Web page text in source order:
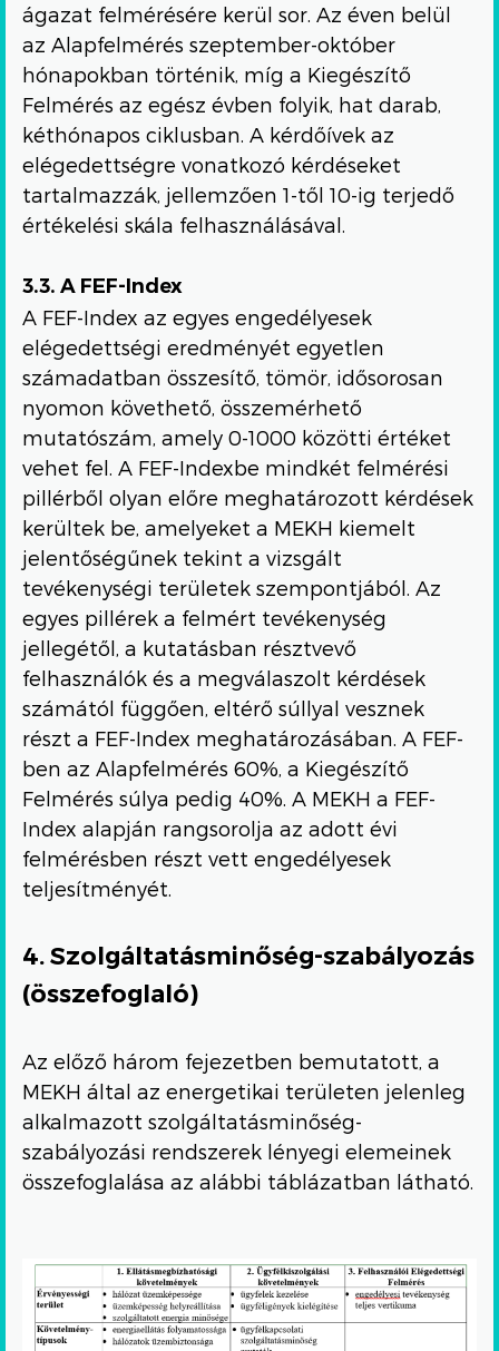
ágazat felmérésére kerül sor. Az éven belül
az Alapfelmérés szeptember-október
hónapokban történik, míg a Kiegészítő
Felmérés az egész évben folyik, hat darab,
kéthónapos ciklusban. A kérdőívek az
elégedettségre vonatkozó kérdéseket
tartalmazzák, jellemzően 1-től 10-ig terjedő
értékelési skála felhasználásával.
3.3. A FEF-Index
A FEF-Index az egyes engedélyesek
elégedettségi eredményét egyetlen
számadatban összesítő, tömör, idősorosan
nyomon követhető, összemérhető
mutatószám, amely 0-1000 közötti értéket
vehet fel. A FEF-Indexbe mindkét felmérési
pillérből olyan előre meghatározott kérdések
kerültek be, amelyeket a MEKH kiemelt
jelentőségűnek tekint a vizsgált
tevékenységi területek szempontjából. Az
egyes pillérek a felmért tevékenység
jellegétől, a kutatásban résztvevő
felhasználók és a megválaszolt kérdések
számától függően, eltérő súllyal vesznek
részt a FEF-Index meghatározásában. A FEF-
ben az Alapfelmérés 60%, a Kiegészítő
Felmérés súlya pedig 40%. A MEKH a FEF-
Index alapján rangsorolja az adott évi
felmérésben részt vett engedélyesek
teljesítményét.
4. Szolgáltatásminőség-szabályozás
(összefoglaló)
Az előző három fejezetben bemutatott, a
MEKH által az energetikai területen jelenleg
alkalmazott szolgáltatásminőség-
szabályozási rendszerek lényegi elemeinek
összefoglalása az alábbi táblázatban látható.